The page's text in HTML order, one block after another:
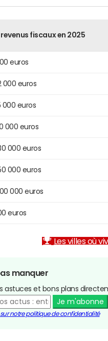
fiscaux en 2025
euros
000 euros
000 euros
000 euros
000 euros
000 euros
000 euros
euros
Les villes où
manquer
astuces et bons plans
Je m'abonne
sur notre politique de confidentialité